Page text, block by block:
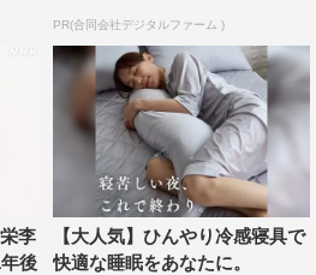
PR(合同会社デジタルファーム )
李
後
【大人気】ひんやり冷感寝具で
快適な睡眠をあなたに。